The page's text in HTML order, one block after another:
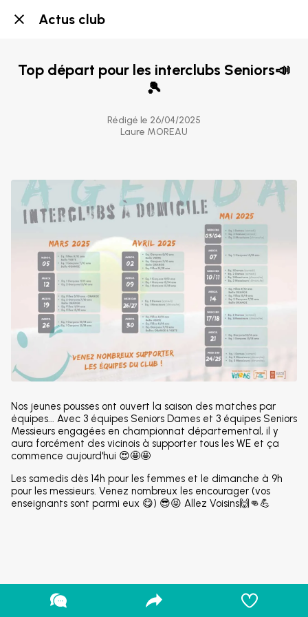
Actus club
Top départ pour les interclubs Seniors📣
🎾
Rédigé le 26/04/2025
Laure MOREAU
Nos jeunes pousses ont ouvert la saison des matches par
équipes... Avec 3 équipes Seniors Dames et 3 équipes Seniors
Messieurs engagées en championnat départemental, il y
aura forcément des vicinois à supporter tous les WE et ça
commence aujourd'hui 😍🤩🤩
Les samedis dès 14h pour les femmes et le dimanche à 9h
pour les messieurs. Venez nombreux les encourager (vos
enseignants sont parmi eux 😋) 😎😝 Allez Voisins🙌👊💪